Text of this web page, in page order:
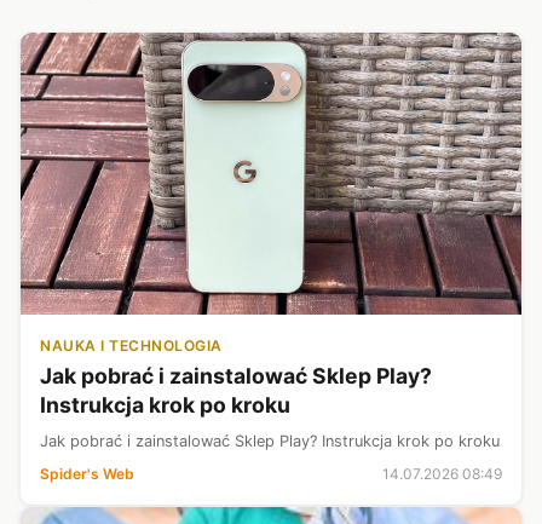
NAUKA I TECHNOLOGIA
Jak pobrać i zainstalować Sklep Play?
Instrukcja krok po kroku
Jak pobrać i zainstalować Sklep Play? Instrukcja krok po kroku
Spider's Web
14.07.2026 08:49